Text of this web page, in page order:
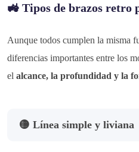
🚜 Tipos de brazos retro
Aunque todos cumplen la misma
diferencias importantes entre los
el alcance, la profundidad y la
🟡 Línea simple y liviana